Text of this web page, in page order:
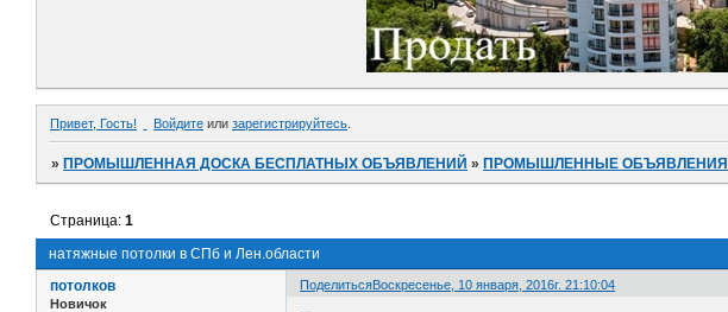
Привет, Гость! Войдите или зарегистрируйтесь
»ПРОМЫШЛЕННАЯ ДОСКА БЕСПЛАТНЫХ ОБЪЯВЛЕНИЙ »ПРОМЫШЛЕННЫЕ ОБЪЯВЛЕНИЯ
натяжные потолки в СПб и Лен.области
Страница:1
ПоделитьсяВоскресенье, 10 января, 2016г. 21:10:04
потолков
Новичок